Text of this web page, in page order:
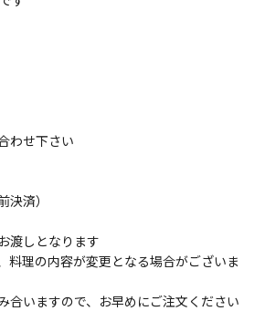
わせ下さい
済）
渡しとなります
料理の内容が変更となる場合がございま
合いますので、お早めにご注文ください